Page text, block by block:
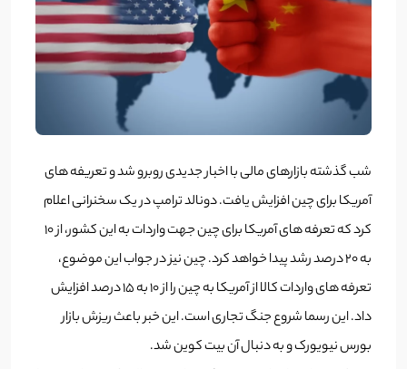
شب گذشته بازارهای مالی با اخبار جدیدی روبرو شد و تعریفه های
آمریکا برای چین افزایش یافت. دونالد ترامپ در یک سخنرانی اعلام
کرد که تعرفه های آمریکا برای چین جهت واردات به این کشور، از 10
به 20 درصد رشد پیدا خواهد کرد. چین نیز در جواب این موضوع،
تعرفه های واردات کالا از آمریکا به چین را از 10 به 15 درصد افزایش
داد. این رسما شروع جنگ تجاری است. این خبر باعث ریزش بازار
بورس نیویورک و به دنبال آن بیت کوین شد.